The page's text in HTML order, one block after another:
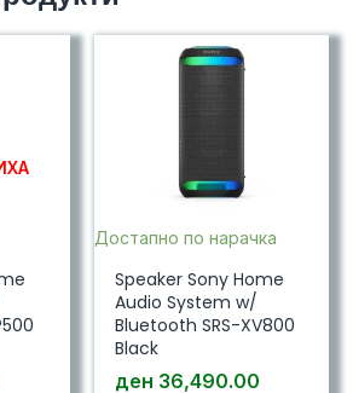
Достапно по нарачка
Speaker Sony Home
Audio System w/
Bluetooth SRS-XV800
Black
ден 36,490.00